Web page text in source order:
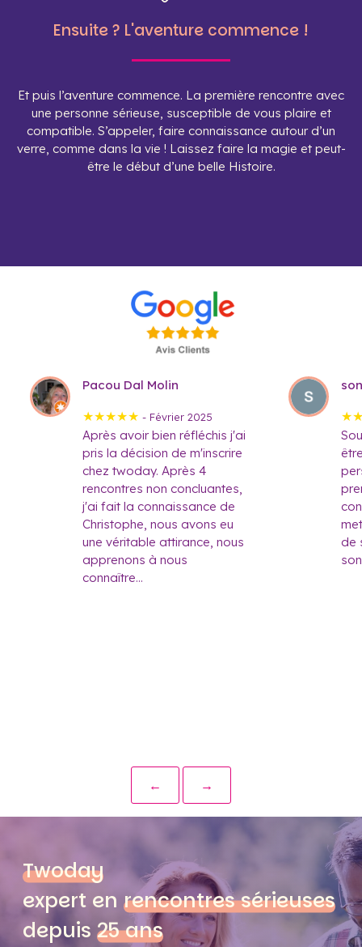
Ensuite ? L'aventure commence !
Et puis l’aventure commence. La première rencontre avec
une personne sérieuse, susceptible de vous plaire et
compatible. S’appeler, faire connaissance autour d’un
verre, comme dans la vie ! Laissez faire la magie et peut-
être le début d’une belle Histoire.
← →
Pacou Dal Molin
★★★★★ - Février 2025
Après avoir bien réfléchis j'ai
pris la décision de m'inscrire
chez twoday. Après 4
rencontres non concluantes,
j'ai fait la connaissance de
Christophe, nous avons eu
une véritable attirance, nous
apprenons à nous
connaître...
de
Twoday
expert en rencontres sérieuses
depuis 25 ans